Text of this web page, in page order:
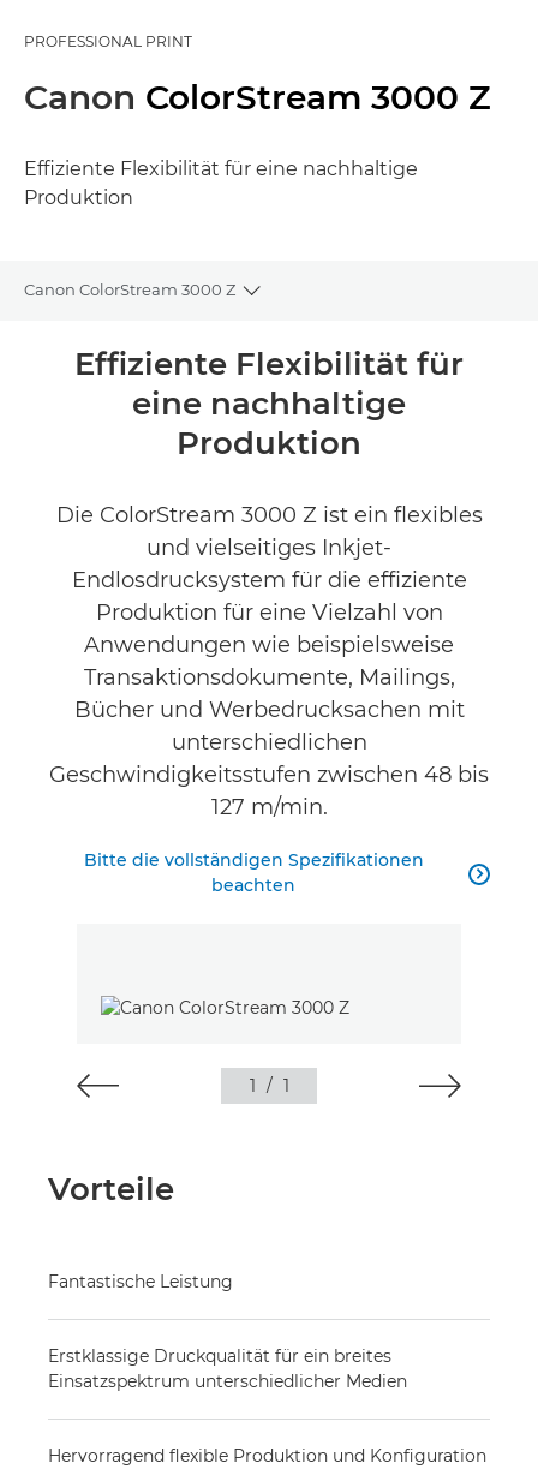
PROFESSIONAL PRINT
Canon ColorStream 3000 Z
Effiziente Flexibilität für eine nachhaltige
Produktion
Canon ColorStream 3000 Z
Toggle breadcrumbs
Übersicht
Technische Daten
Effiziente Flexibilität für
eine nachhaltige
Produktion
Die ColorStream 3000 Z ist ein flexibles
und vielseitiges Inkjet-
Endlosdrucksystem für die effiziente
Produktion für eine Vielzahl von
Anwendungen wie beispielsweise
Transaktionsdokumente, Mailings,
Bücher und Werbedrucksachen mit
unterschiedlichen
Geschwindigkeitsstufen zwischen 48 bis
127 m/min.
Bitte die vollständigen Spezifikationen
beachten

1 / 1
Vorteile
Fantastische Leistung
Erstklassige Druckqualität für ein breites
Einsatzspektrum unterschiedlicher Medien
Hervorragend flexible Produktion und Konfiguration